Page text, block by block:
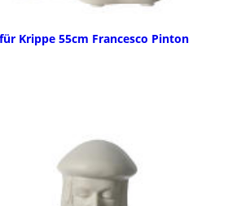
Krippe 55cm Francesco Pinton